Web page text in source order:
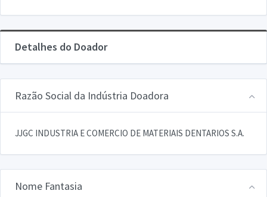
Detalhes do Doador
Razão Social da Indústria Doadora
JJGC INDUSTRIA E COMERCIO DE MATERIAIS DENTARIOS S.A.
Nome Fantasia